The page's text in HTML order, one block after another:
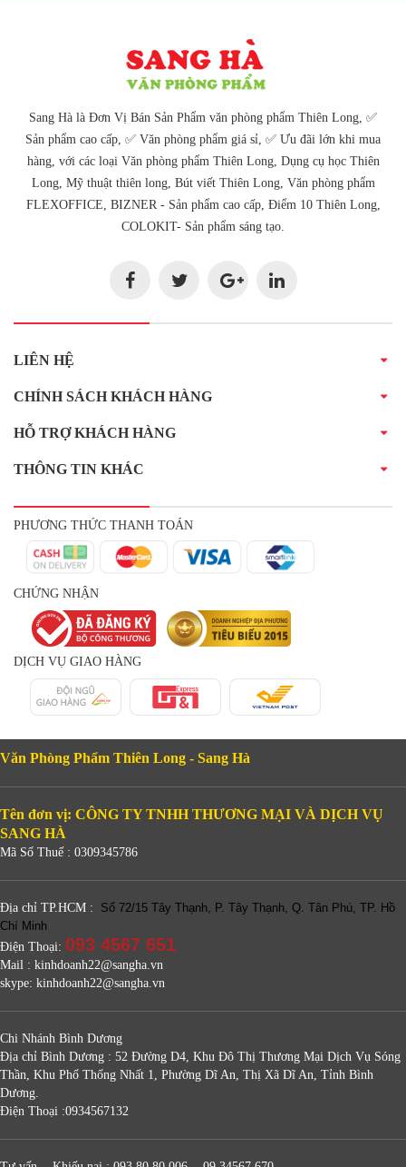
Sang Hà là Đơn Vị Bán Sản Phẩm văn phòng phẩm Thiên Long, ✅
Sản phẩm cao cấp, ✅ Văn phòng phẩm giá sỉ, ✅ Ưu đãi lớn khi mua
hàng, với các loại Văn phòng phẩm Thiên Long, Dụng cụ học Thiên
Long, Mỹ thuật thiên long, Bút viết Thiên Long, Văn phòng phẩm
FLEXOFFICE, BIZNER - Sản phẩm cao cấp, Điểm 10 Thiên Long,
COLOKIT- Sản phẩm sáng tạo.
LIÊN HỆ
CHÍNH SÁCH KHÁCH HÀNG
HỖ TRỢ KHÁCH HÀNG
THÔNG TIN KHÁC
PHƯƠNG THỨC THANH TOÁN
CHỨNG NHẬN
DỊCH VỤ GIAO HÀNG
Văn Phòng Phẩm Thiên Long - Sang Hà
Tên đơn vị: CÔNG TY TNHH THƯƠNG MẠI VÀ DỊCH VỤ
SANG HÀ
Mã Số Thuế : 0309345786
Địa chỉ TP.HCM :
Số 72/15 Tây Thạnh, P. Tây Thạnh, Q. Tân Phú, TP. Hồ
Chí Minh
Điện Thoại: 093 4567 651
Mail : kinhdoanh22@sangha.vn
skype: kinhdoanh22@sangha.vn
Chi Nhánh Bình Dương
Địa chỉ Bình Dương : 52 Đường D4, Khu Đô Thị Thương Mại Dịch Vụ Sóng
Thần, Khu Phố Thống Nhất 1, Phường Dĩ An, Thị Xã Dĩ An, Tỉnh Bình
Dương.
Điện Thoại :0934567132